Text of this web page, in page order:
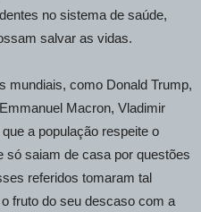
no sistema de saúde,
salvar as vidas.
mundiais, como Donald Trump,
Macron, Vladimir
a população respeite o
só saiam de casa por questões
referidos tomaram tal
fruto do seu descaso com a